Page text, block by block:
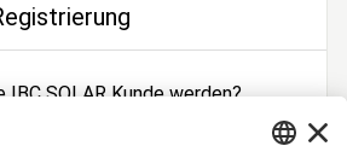
SOLAR Kunde werden?
sich jetzt!